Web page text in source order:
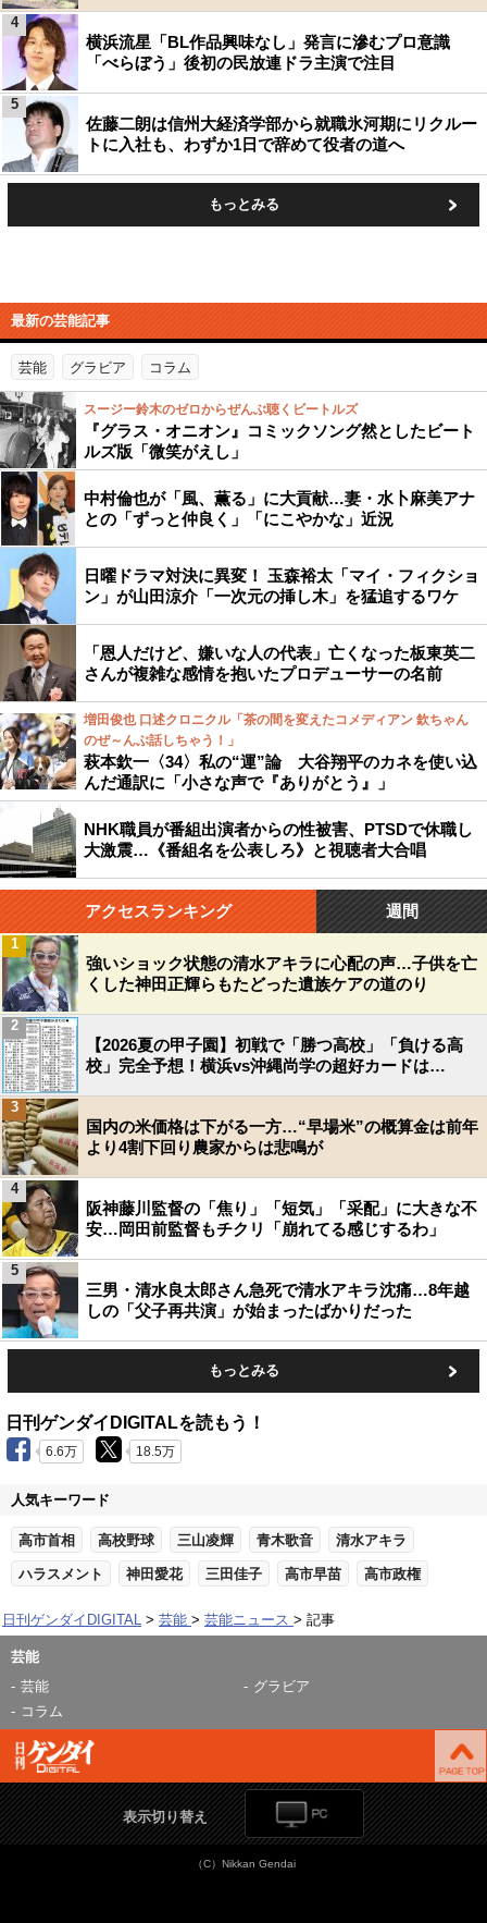
横浜流星「BL作品興味なし」発言に滲むプロ意識
「べらぼう」後初の民放連ドラ主演で注目
4
佐藤二朗は信州大経済学部から就職氷河期にリクルー
トに入社も、わずか1日で辞めて役者の道へ
5
もっとみる
最新の芸能記事
芸能 グラビア コラム
スージー鈴木のゼロからぜんぶ聴くビートルズ
『グラス・オニオン』コミックソング然としたビート
ルズ版「微笑がえし」
中村倫也が「風、薫る」に大貢献…妻・水卜麻美アナ
との「ずっと仲良く」「にこやかな」近況
日曜ドラマ対決に異変！ 玉森裕太「マイ・フィクショ
ン」が山田涼介「一次元の挿し木」を猛追するワケ
「恩人だけど、嫌いな人の代表」亡くなった板東英二
さんが複雑な感情を抱いたプロデューサーの名前
増田俊也 口述クロニクル「茶の間を変えたコメディアン 欽ちゃん
のぜ～んぶ話しちゃう！」
萩本欽一〈34〉私の“運”論 大谷翔平のカネを使い込
んだ通訳に「小さな声で『ありがとう』」
NHK職員が番組出演者からの性被害、PTSDで休職し
大激震…《番組名を公表しろ》と視聴者大合唱
アクセスランキング 週間
強いショック状態の清水アキラに心配の声…子供を亡
くした神田正輝らもたどった遺族ケアの道のり
1
【2026夏の甲子園】初戦で「勝つ高校」「負ける高
校」完全予想！横浜vs沖縄尚学の超好カードは…
2
国内の米価格は下がる一方…“早場米”の概算金は前年
より4割下回り農家からは悲鳴が
3
阪神藤川監督の「焦り」「短気」「采配」に大きな不
安…岡田前監督もチクリ「崩れてる感じするわ」
4
三男・清水良太郎さん急死で清水アキラ沈痛…8年越
しの「父子再共演」が始まったばかりだった
5
もっとみる
日刊ゲンダイDIGITALを読もう！
6.6万 18.5万
人気キーワード
高市首相 高校野球 三山凌輝 青木歌音 清水アキラ
ハラスメント 神田愛花 三田佳子 高市早苗 高市政権
日刊ゲンダイDIGITAL 芸能 芸能ニュース 記事
芸能
芸能
グラビア
コラム
表示切り替え
（C）Nikkan Gendai